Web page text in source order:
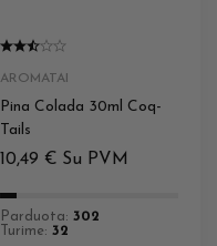
AROMATAI
Pina Colada 30ml Coq-
Tails
10,49 € Su PVM
Parduota: 302
Turime: 32